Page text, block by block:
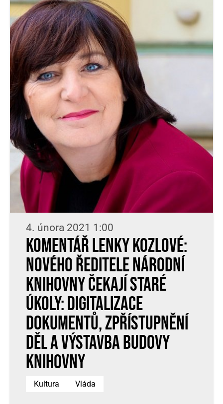
4. února 2021 1:00
Komentář Lenky Kozlové:
Nového ředitele Národní
knihovny čekají staré
úkoly: digitalizace
dokumentů, zpřístupnění
děl a výstavba budovy
knihovny
Kultura Vláda